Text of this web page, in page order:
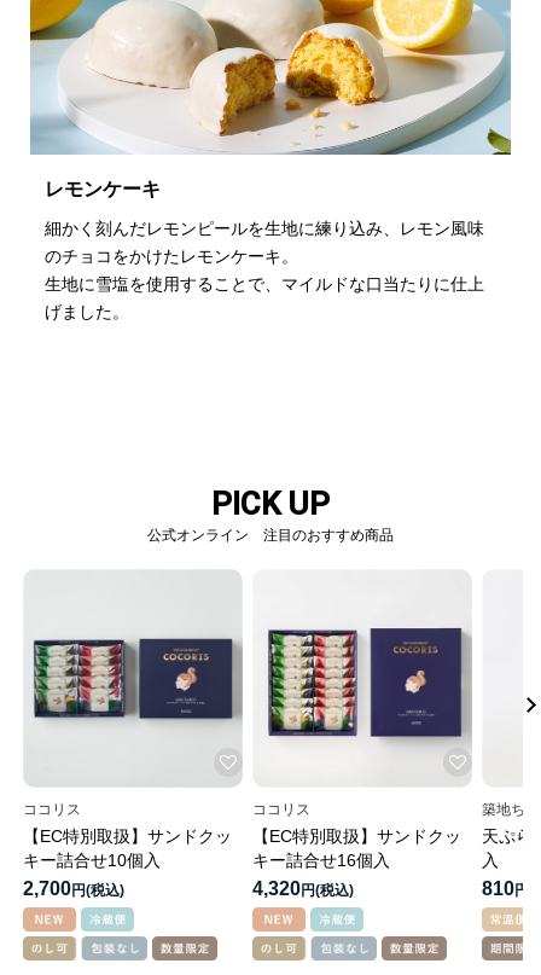
レモンケーキ
細かく刻んだレモンピールを生地に練り込み、レモン風味
のチョコをかけたレモンケーキ。
生地に雪塩を使用することで、マイルドな口当たりに仕上
げました。
PICK UP
公式オンライン 注目のおすすめ商品
ココリス
【EC特別取扱】サンドクッ
キー詰合せ10個入
2,700円
ココリス
【EC特別取扱】サンドクッ
キー詰合せ16個入
4,320円
築地ち
天ぷら
入
810円